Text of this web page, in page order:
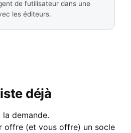
de l’utilisateur dans une
les éditeurs.
déjà
demande.
offre (et vous offre) un socle